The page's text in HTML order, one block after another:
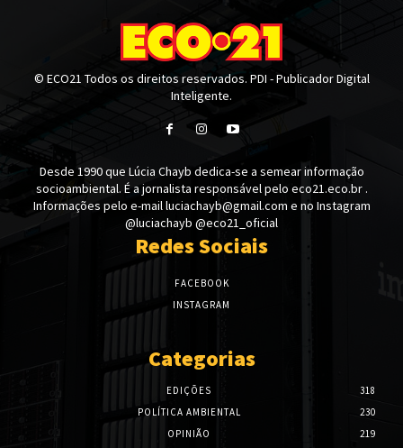
© ECO21 Todos os direitos reservados. PDI - Publicador Digital
Inteligente.
Desde 1990 que Lúcia Chayb dedica-se a semear informação
socioambiental. É a jornalista responsável pelo eco21.eco.br .
Informações pelo e-mail luciachayb@gmail.com e no Instagram
@luciachayb @eco21_oficial
Redes Sociais
FACEBOOK
INSTAGRAM
Categorias
EDIÇÕES
318
POLÍTICA AMBIENTAL
230
OPINIÃO
219